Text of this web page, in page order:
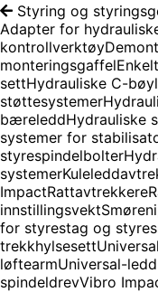
Styring og
Adapter for
kontrollverktøy
monteringsgaffel
settHydrauliske C-
støttesystemer
bæreleddHydrauliske
systemer for
styrespindelbolter
systemer
ImpactRattavtrekkere
innstillingsvekt
for styrestag og
trekkhylsesett
løftearmUniversal-
spindeldrevVibro